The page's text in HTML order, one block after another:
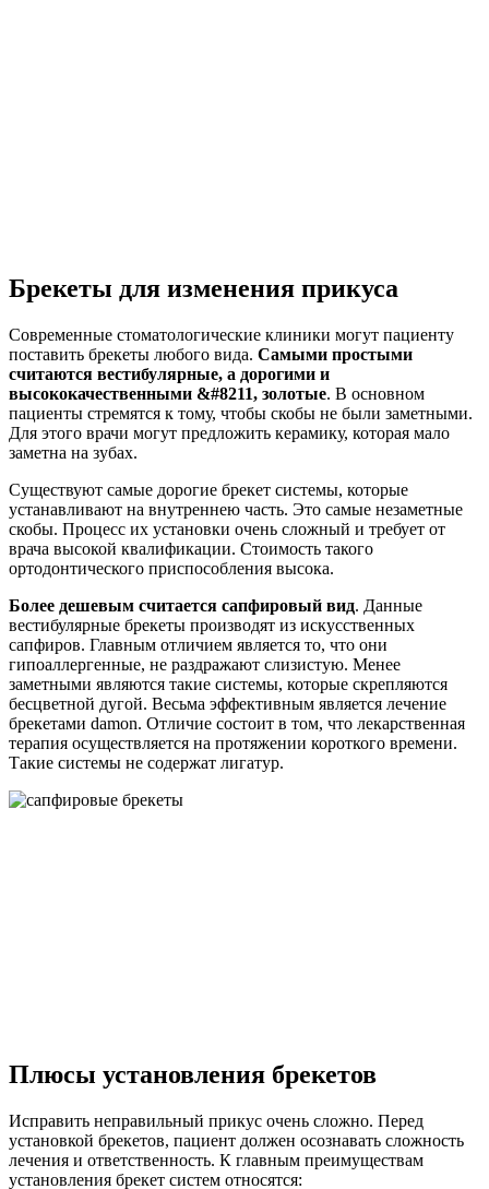
Брекеты для изменения прикуса
Современные стоматологические клиники могут пациенту
поставить брекеты любого вида. Самыми простыми
считаются вестибулярные, а дорогими и
высококачественными &#8211, золотые. В основном
пациенты стремятся к тому, чтобы скобы не были заметными.
Для этого врачи могут предложить керамику, которая мало
заметна на зубах.
Существуют самые дорогие брекет системы, которые
устанавливают на внутреннею часть. Это самые незаметные
скобы. Процесс их установки очень сложный и требует от
врача высокой квалификации. Стоимость такого
ортодонтического приспособления высока.
Более дешевым считается сапфировый вид. Данные
вестибулярные брекеты производят из искусственных
сапфиров. Главным отличием является то, что они
гипоаллергенные, не раздражают слизистую. Менее
заметными являются такие системы, которые скрепляются
бесцветной дугой. Весьма эффективным является лечение
брекетами damon. Отличие состоит в том, что лекарственная
терапия осуществляется на протяжении короткого времени.
Такие системы не содержат лигатур.
Плюсы установления брекетов
Исправить неправильный прикус очень сложно. Перед
установкой брекетов, пациент должен осознавать сложность
лечения и ответственность. К главным преимуществам
установления брекет систем относятся: